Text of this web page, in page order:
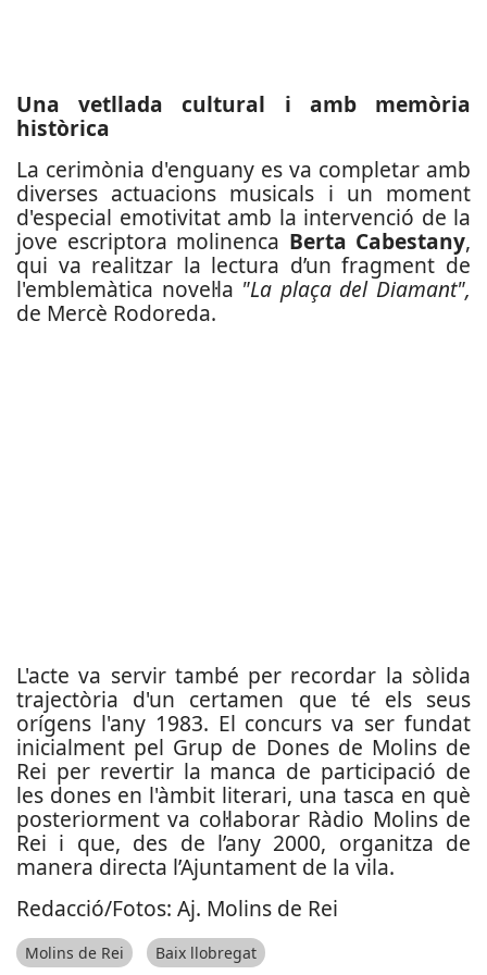
Una vetllada cultural i amb memòria
històrica
La cerimònia d'enguany es va completar amb
diverses actuacions musicals i un moment
d'especial emotivitat amb la intervenció de la
jove escriptora molinenca Berta Cabestany,
qui va realitzar la lectura d’un fragment de
l'emblemàtica novel·la "La plaça del Diamant",
de Mercè Rodoreda.
L'acte va servir també per recordar la sòlida
trajectòria d'un certamen que té els seus
orígens l'any 1983. El concurs va ser fundat
inicialment pel Grup de Dones de Molins de
Rei per revertir la manca de participació de
les dones en l'àmbit literari, una tasca en què
posteriorment va col·laborar Ràdio Molins de
Rei i que, des de l’any 2000, organitza de
manera directa l’Ajuntament de la vila.
Redacció/Fotos: Aj. Molins de Rei
Molins de Rei Baix llobregat